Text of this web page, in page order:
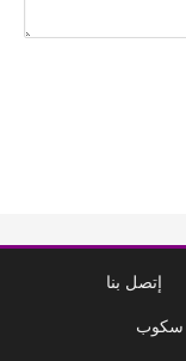
إتصل بنا
سكوب